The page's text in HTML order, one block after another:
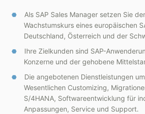
Als SAP Sales Manager setzen Sie
Wachstumskurs eines europäischen
Deutschland, Österreich und der
Ihre Zielkunden sind SAP-
Konzerne und der gehobene
Die angebotenen Dienstleistungen
Wesentlichen Customizing,
S/4HANA, Softwareentwicklung für
Anpassungen, Service und Support.